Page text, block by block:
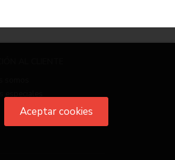
Aceptar cookies